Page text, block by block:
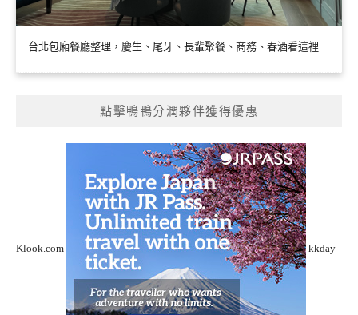
台北包廂餐廳整理，慶生、尾牙、長輩聚餐、商務、春酒看這裡
點擊鴨鴨分潤夥伴獲得優惠
Klook.com kkday